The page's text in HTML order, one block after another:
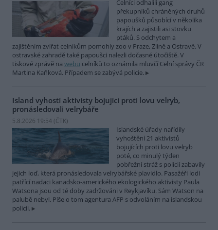
Celníci odhalili gang
překupníků chráněných druhů
papoušků působící v několika
krajích a zajistili asi stovku
ptáků. S odchytem a
zajištěním zvířat celníkům pomohly zoo v Praze, Zlíně a Ostravě. V
ostravské zahradě také papoušci nalezli dočasné útočiště. V
tiskové zprávě na webu celníků to oznámila mluvčí Celní správy ČR
Martina Kaňková. Případem se zabývá policie.
Island vyhostí aktivisty bojující proti lovu velryb,
pronásledovali velrybáře
5.8.2026 19:54 (ČTK)
Islandské úřady nařídily
vyhoštění 21 aktivistů
bojujících proti lovu velryb
poté, co minulý týden
pobřežní stráž s policií zabavily
jejich loď, která pronásledovala velrybářské plavidlo. Pasažéři lodi
patřící nadaci kanadsko-amerického ekologického aktivisty Paula
Watsona jsou od té doby zadržováni v Reykjavíku. Sám Watson na
palubě nebyl. Píše o tom agentura AFP s odvoláním na islandskou
policii.